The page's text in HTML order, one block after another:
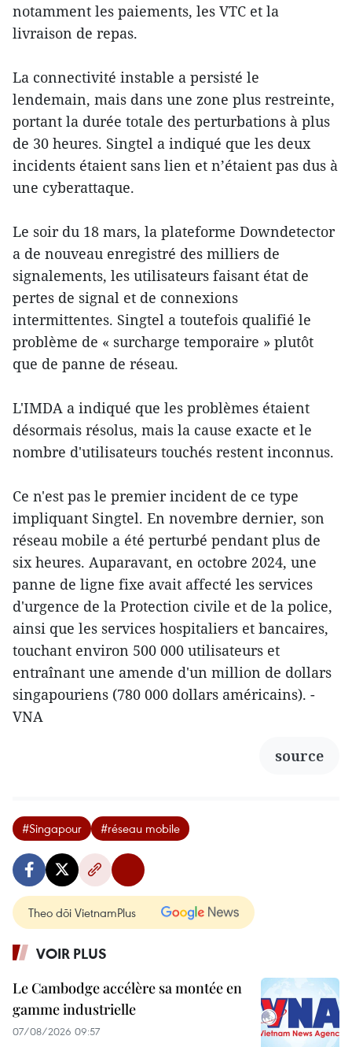
notamment les paiements, les VTC et la
livraison de repas.
La connectivité instable a persisté le
lendemain, mais dans une zone plus restreinte,
portant la durée totale des perturbations à plus
de 30 heures. Singtel a indiqué que les deux
incidents étaient sans lien et n’étaient pas dus à
une cyberattaque.
Le soir du 18 mars, la plateforme Downdetector
a de nouveau enregistré des milliers de
signalements, les utilisateurs faisant état de
pertes de signal et de connexions
intermittentes. Singtel a toutefois qualifié le
problème de « surcharge temporaire » plutôt
que de panne de réseau.
L'IMDA a indiqué que les problèmes étaient
désormais résolus, mais la cause exacte et le
nombre d'utilisateurs touchés restent inconnus.
Ce n'est pas le premier incident de ce type
impliquant Singtel. En novembre dernier, son
réseau mobile a été perturbé pendant plus de
six heures. Auparavant, en octobre 2024, une
panne de ligne fixe avait affecté les services
d'urgence de la Protection civile et de la police,
ainsi que les services hospitaliers et bancaires,
touchant environ 500 000 utilisateurs et
entraînant une amende d'un million de dollars
singapouriens (780 000 dollars américains). -
VNA
source
#Singapour #réseau mobile
Theo dõi VietnamPlus
VOIR PLUS
Le Cambodge accélère sa montée en
gamme industrielle
07/08/2026 09:57